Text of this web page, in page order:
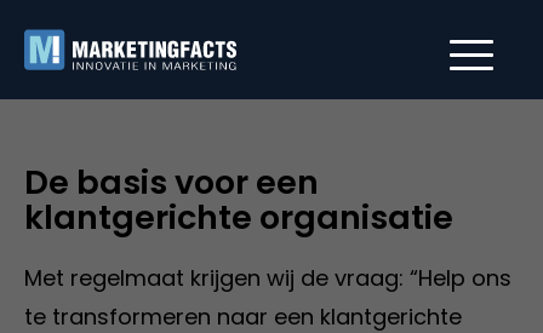
De basis voor een
klantgerichte organisatie
Met regelmaat krijgen wij de vraag: “Help ons
te transformeren naar een klantgerichte